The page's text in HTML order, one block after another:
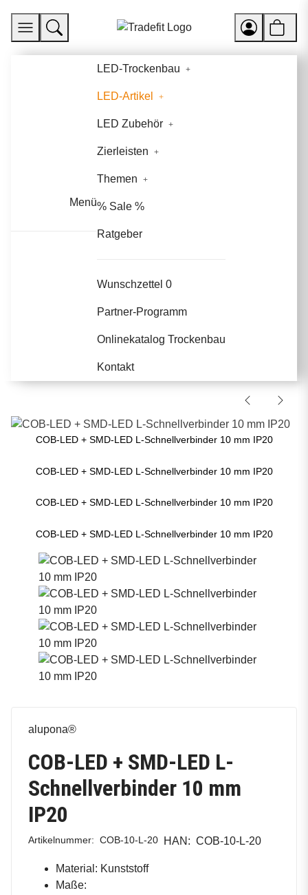
Menü
LED-Trockenbau
LED-Artikel
LED Zubehör
Zierleisten
Themen
% Sale %
Ratgeber
Wunschzettel 0
Partner-Programm
Onlinekatalog Trockenbau
Kontakt
alupona®
COB-LED + SMD-LED L-
Schnellverbinder 10 mm
IP20
Artikelnummer: COB-10-L-20 HAN: COB-10-L-20
Material: Kunststoff
Maße:
COB-LED + SMD-LED L-Schnellverbinder 10 mm IP20
COB-LED + SMD-LED L-Schnellverbinder 10 mm IP20
COB-LED + SMD-LED L-Schnellverbinder 10 mm IP20
COB-LED + SMD-LED L-Schnellverbinder 10 mm IP20